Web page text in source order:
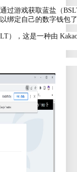
过游戏获取蓝盐（
绑定自己的数字钱包
），这是一种由